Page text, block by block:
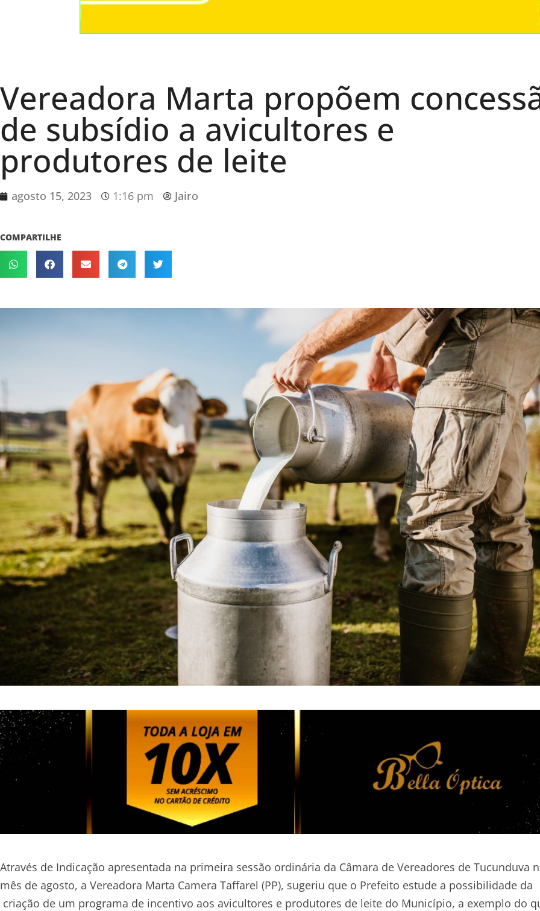
Vereadora Marta propõem
de subsídio a avicultores e
produtores de leite
agosto 15, 2023 1:16 pm Jairo
COMPARTILHE
Através de Indicação apresentada na primeira sessão ordinária da Câmara de Vereadores de Tucunduva
mês de agosto, a Vereadora Marta Camera Taffarel (PP), sugeriu que o Prefeito estude a possibilidade da
criação de um programa de incentivo aos avicultores e produtores de leite do Município, a exemplo do